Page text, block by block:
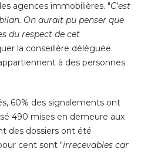
agences immobilières. "C'est
On aurait pu penser que
du respect de cet
la conseillère déléguée.
à des personnes
60% des signalements ont
490 mises en demeure aux
des dossiers ont été
cent sont "irrecevables car